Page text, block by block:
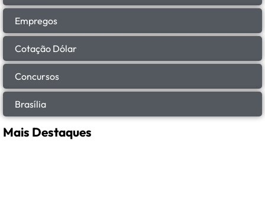
Empregos
Cotação Dólar
Concursos
Brasília
Mais Destaques